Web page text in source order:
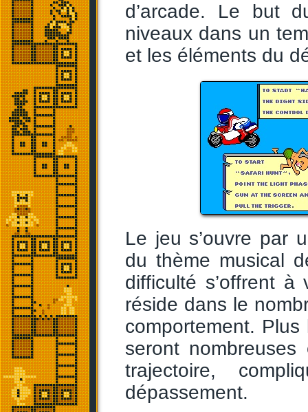
d’arcade. Le but
niveaux dans un
et les éléments du
Le jeu s’ouvre par
du thème musical
difficulté s’offrent
réside dans le
comportement.
seront
trajectoire,
dépassement.